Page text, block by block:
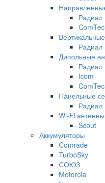
Радиал
Радиал
Дипольные
Радиал
Icom
Панельные
Радиал
Wi-Fi антенны
Scout
Аккумуляторы
Comrade
TurboSky
СОЮЗ
Motorola